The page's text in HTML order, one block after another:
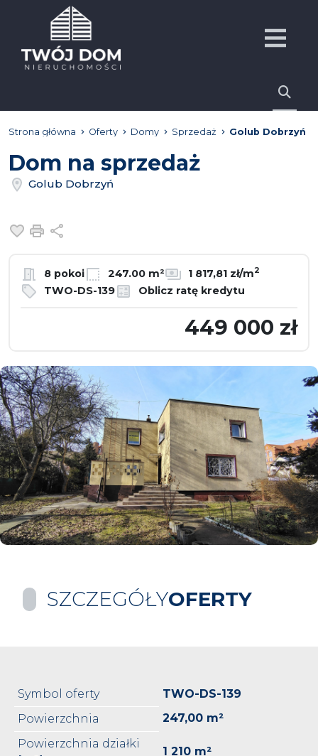
Strona główna Oferty Domy Sprzedaż Golub Dobrzyń
Dom na sprzedaż
Golub Dobrzyń
Dodaj do ulubionych
Drukuj
8 pokoi 247.00 m² 1 817,81 zł/m2
TWO-DS-139 Oblicz ratę kredytu
449 000 zł
SZCZEGÓŁYOFERTY
Symbol oferty
TWO-DS-139
Powierzchnia
247,00 m²
Powierzchnia działki
1 210 m²